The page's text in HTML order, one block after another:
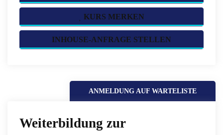
KURS MERKEN
INHOUSE-ANFRAGE STELLEN
ANMELDUNG AUF WARTELISTE
Weiterbildung zur